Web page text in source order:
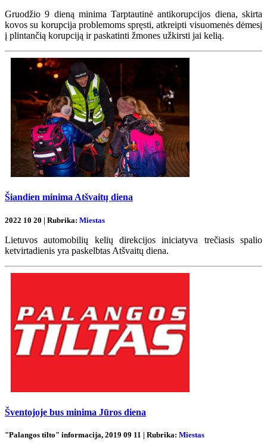
Gruodžio 9 dieną minima Tarptautinė antikorupcijos diena, skirta
kovos su korupcija problemoms spręsti, atkreipti visuomenės dėmesį
į plintančią korupciją ir paskatinti žmones užkirsti jai kelią.
Šiandien minima Atšvaitų diena
2022 10 20 | Rubrika: Miestas
Lietuvos automobilių kelių direkcijos iniciatyva trečiasis spalio
ketvirtadienis yra paskelbtas Atšvaitų diena.
Šventojoje bus minima Jūros diena
"Palangos tilto" informacija, 2019 09 11 | Rubrika: Miestas